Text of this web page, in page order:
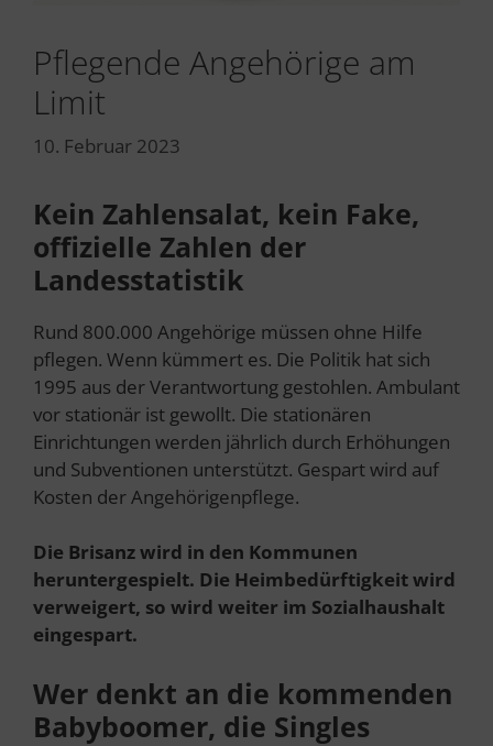
Pflegende Angehörige am
Limit
10. Februar 2023
Kein Zahlensalat, kein Fake,
offizielle Zahlen der
Landesstatistik
Rund 800.000 Angehörige müssen ohne Hilfe
pflegen. Wenn kümmert es. Die Politik hat sich
1995 aus der Verantwortung gestohlen. Ambulant
vor stationär ist gewollt. Die stationären
Einrichtungen werden jährlich durch Erhöhungen
und Subventionen unterstützt. Gespart wird auf
Kosten der Angehörigenpflege.
Die Brisanz wird in den Kommunen
heruntergespielt. Die Heimbedürftigkeit wird
verweigert, so wird weiter im Sozialhaushalt
eingespart.
Wer denkt an die kommenden
Babyboomer, die Singles